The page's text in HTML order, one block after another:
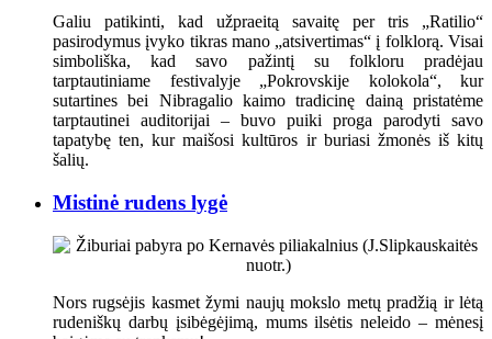
Galiu patikinti, kad užpraeitą savaitę per tris „Ratilio“
pasirodymus įvyko tikras mano „atsivertimas“ į folklorą. Visai
simboliška, kad savo pažintį su folkloru pradėjau
tarptautiniame festivalyje „Pokrovskije kolokola“, kur
sutartines bei Nibragalio kaimo tradicinę dainą pristatėme
tarptautinei auditorijai – buvo puiki proga parodyti savo
tapatybę ten, kur maišosi kultūros ir buriasi žmonės iš kitų
šalių.
Mistinė rudens lygė
Nors rugsėjis kasmet žymi naujų mokslo metų pradžią ir lėtą
rudeniškų darbų įsibėgėjimą, mums ilsėtis neleido – mėnesį